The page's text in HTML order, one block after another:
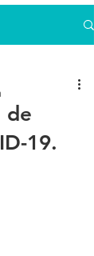
de
19.